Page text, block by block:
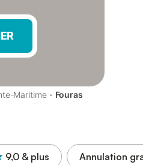
Maritime · Fouras
9,0 & plus Annulation